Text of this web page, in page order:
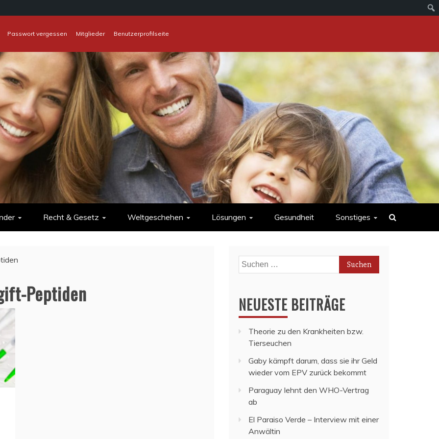
Passwort vergessen Mitglieder
Benutzerprofilseite
Recht & Gesetz Weltgeschehen Lösungen Gesundheit Sonstiges
Peptiden
Suchen
nach:
NEUESTE BEITRÄGE
Theorie zu den Krankheiten bzw.
Tierseuchen
Gaby kämpft darum, dass sie ihr Geld
wieder vom EPV zurück bekommt
Paraguay lehnt den WHO-Vertrag
ab
El Paraiso Verde – Interview mit einer
Anwältin